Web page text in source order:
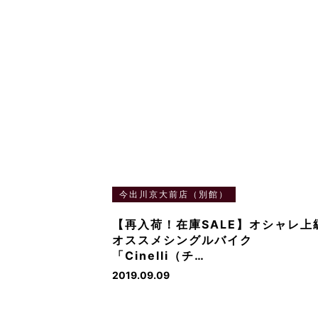
今出川京大前店（別館）
【再入荷！在庫SALE】オシャレ上
オススメシングルバイク
「Cinelli（チ…
2019.09.09